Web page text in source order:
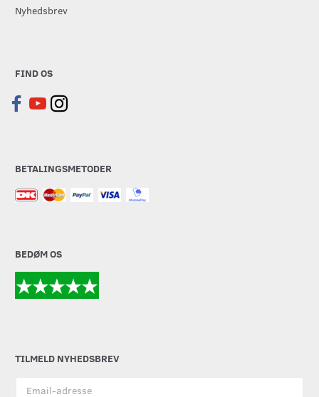
Nyhedsbrev
FIND OS
BETALINGSMETODER
BEDØM OS
TILMELD NYHEDSBREV